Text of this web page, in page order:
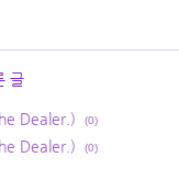
글
Dealer.) (0)
Dealer.) (0)